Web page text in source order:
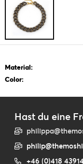
Material:
Color:
Hast du eine
+46 (0)418